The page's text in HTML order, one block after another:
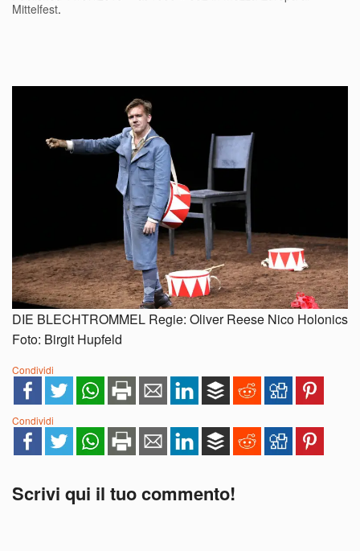
Mittelfest.
DIE BLECHTROMMEL Regie: Oliver Reese Nico Holonics
Foto: Birgit Hupfeld
Condividi
Condividi
Scrivi qui il tuo commento!